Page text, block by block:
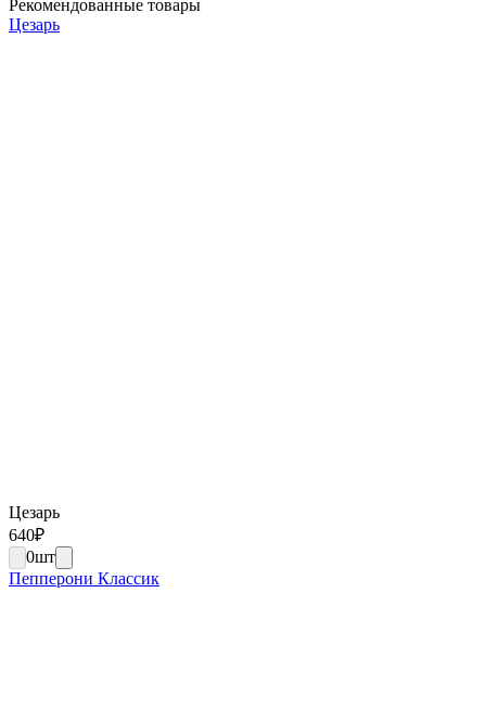
Рекомендованные товары
Цезарь
Цезарь
640₽
0шт
Пепперони Классик